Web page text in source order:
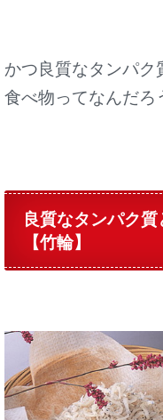
かつ良質なタンパク
食べ物ってなんだろ
良質なタンパク
【竹輪】